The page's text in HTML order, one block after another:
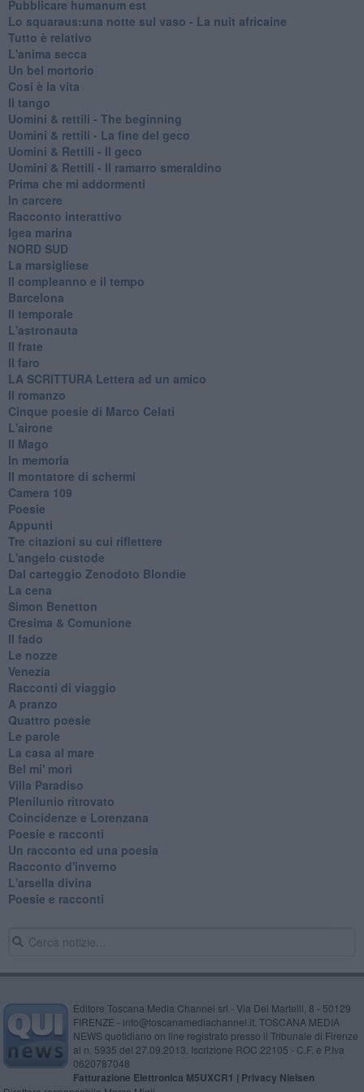
Pubblicare humanum est
Lo squaraus:una notte sul vaso - La nuit africaine
Tutto è relativo
L'anima secca
Un bel mortorio
Cosi è la vita
Il tango
​Uomini & rettili - The beginning
​Uomini & rettili - La fine del geco
Uomini & Rettili - Il geco
Uomini & Rettili - Il ramarro smeraldino
Prima che mi addormenti
In carcere
Racconto interattivo
Igea marina
​NORD SUD
La marsigliese
Il compleanno e il tempo
Barcelona
Il temporale
L'astronauta
Il frate
Il faro
​LA SCRITTURA Lettera ad un amico
Il romanzo
Cinque poesie di Marco Celati
L'airone
Il Mago
In memoria
Il montatore di schermi
Camera 109
Poesie
Appunti
Tre citazioni su cui riflettere
L'angelo custode
Dal carteggio Zenodoto Blondie
La cena
Simon Benetton
Cresima & Comunione
Il fado
Le nozze
Venezia
Racconti di viaggio
A pranzo
Quattro poesie
Le parole
La casa al mare
Bel mi' morì
Villa Paradiso
Plenilunio ritrovato
Coincidenze e Lorenzana
Poesie e racconti
Un racconto ed una poesia
Racconto d'inverno
​L'arsella divina
Poesie e racconti
Editore Toscana Media Channel srl - Via Dei Martelli, 8 - 50129
FIRENZE - info@toscanamediachannel.it. TOSCANA MEDIA
NEWS quotidiano on line registrato presso il Tribunale di Firenze
al n. 5935 del 27.09.2013. Iscrizione ROC 22105 - C.F. e P.Iva
0620787048
Fatturazione Elettronica M5UXCR1 | Privacy Nielsen